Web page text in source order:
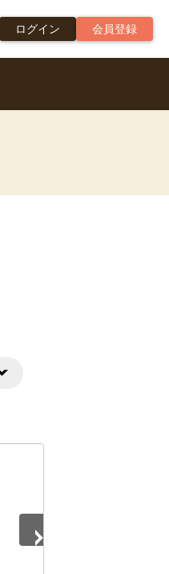
ログイン 会員登録